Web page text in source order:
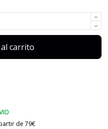
carrito
de 79€